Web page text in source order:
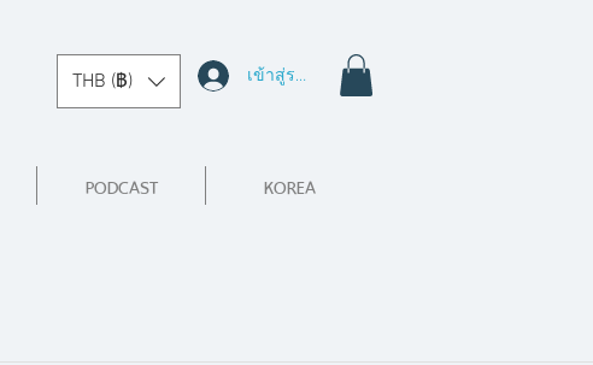
THB (฿) เข้าสู่ระบบ
PODCAST KOREA